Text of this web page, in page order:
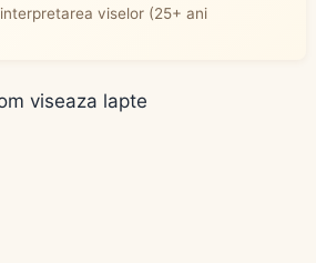
viselor (25+ ani